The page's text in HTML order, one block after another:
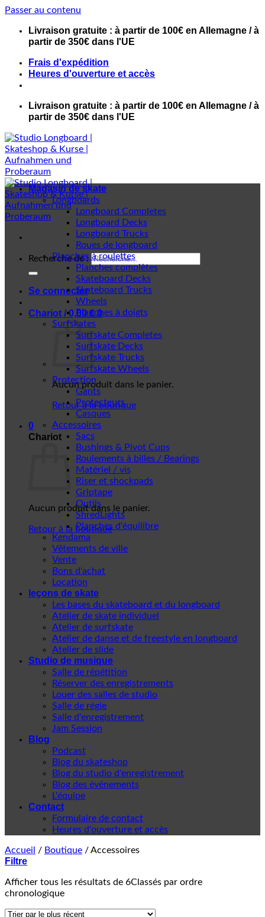
Passer au contenu
Livraison gratuite : à partir de 100€ en Allemagne / à
partir de 350€ dans l'UE
Frais d'expédition
Heures d'ouverture et accès
Livraison gratuite : à partir de 100€ en Allemagne / à
partir de 350€ dans l'UE
Recherche de :
Se connecter
Chariot /0,00€ 0
Aucun produit dans le panier.
Retour à la boutique
0
Chariot
Aucun produit dans le panier.
Retour à la boutique
Magasin de skate
Longboards
Longboard Completes
Longboard Decks
Longboard Trucks
Roues de longboard
Planches à roulettes
Planches complètes
Skateboard Decks
Skateboard Trucks
Wheels
Planches à doigts
Surfskates
Surfskate Completes
Surfskate Decks
Surfskate Trucks
Surfskate Wheels
Protection
Gants
Protecteurs
Casques
Accessoires
Sacs
Bushings & Pivot Cups
Roulements à billes / Bearings
Matériel / vis
Riser et shockpads
Griptape
Outils
ShredLights
Planches d'équilibre
Kendama
Vêtements de ville
Vente
Bons d'achat
Location
leçons de skate
Les bases du skateboard et du longboard
Atelier de skate individuel
Atelier de surfskate
Atelier de danse et de freestyle en longboard
Atelier de slide
Studio de musique
Salle de répétition
Réserver des enregistrements
Louer des salles de studio
Salle de régie
Salle d'enregistrement
Jam Session
Blog
Podcast
Blog du skateshop
Blog du studio d'enregistrement
Blog des événements
L'équipe
Contact
Formulaire de contact
Heures d'ouverture et accès
Accueil / Boutique /Accessoires
Filtre
Afficher tous les résultats de 6Classés par ordre
chronologique